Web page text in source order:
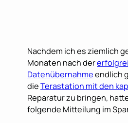
Nachdem ich es ziemlich
Monaten nach der
Datenübernahmeendlich
dieTerastation mit den
Reparatur zu bringen,
folgende Mitteilung im